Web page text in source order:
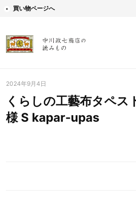
買い物ページへ
2024年9月4日
くらしの工藝布タペス
様 S kapar-upas